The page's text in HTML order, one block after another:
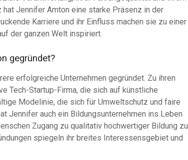
Jennifer Amton eine starke Präsenz in der
Karriere und ihr Einfluss machen sie zu einer
der ganzen Welt inspiriert.
gegründet?
erfolgreiche Unternehmen gegründet. Zu ihren
Tech-Startup-Firma, die sich auf künstliche
Modelinie, die sich für Umweltschutz und faire
Jennifer auch ein Bildungsunternehmen ins Leben
Zugang zu qualitativ hochwertiger Bildung zu
spiegeln ihr breites Interessensgebiet und